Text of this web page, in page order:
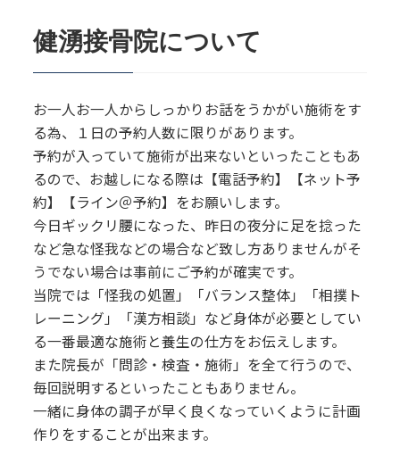
健湧接骨院について
お一人お一人からしっかりお話をうかがい施術をす
る為、１日の予約人数に限りがあります。
予約が入っていて施術が出来ないといったこともあ
るので、お越しになる際は【電話予約】【ネット予
約】【ライン＠予約】をお願いします。
今日ギックリ腰になった、昨日の夜分に足を捻った
など急な怪我などの場合など致し方ありませんがそ
うでない場合は事前にご予約が確実です。
当院では「怪我の処置」「バランス整体」「相撲ト
レーニング」「漢方相談」など身体が必要としてい
る一番最適な施術と養生の仕方をお伝えします。
また院長が「問診・検査・施術」を全て行うので、
毎回説明するといったこともありません。
一緒に身体の調子が早く良くなっていくように計画
作りをすることが出来ます。